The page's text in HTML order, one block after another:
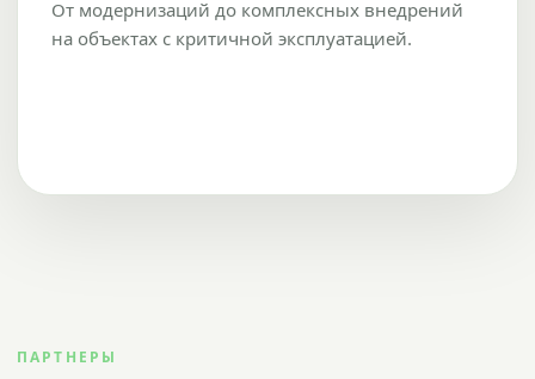
От модернизаций до комплексных внедрений
на объектах с критичной эксплуатацией.
ПАРТНЕРЫ